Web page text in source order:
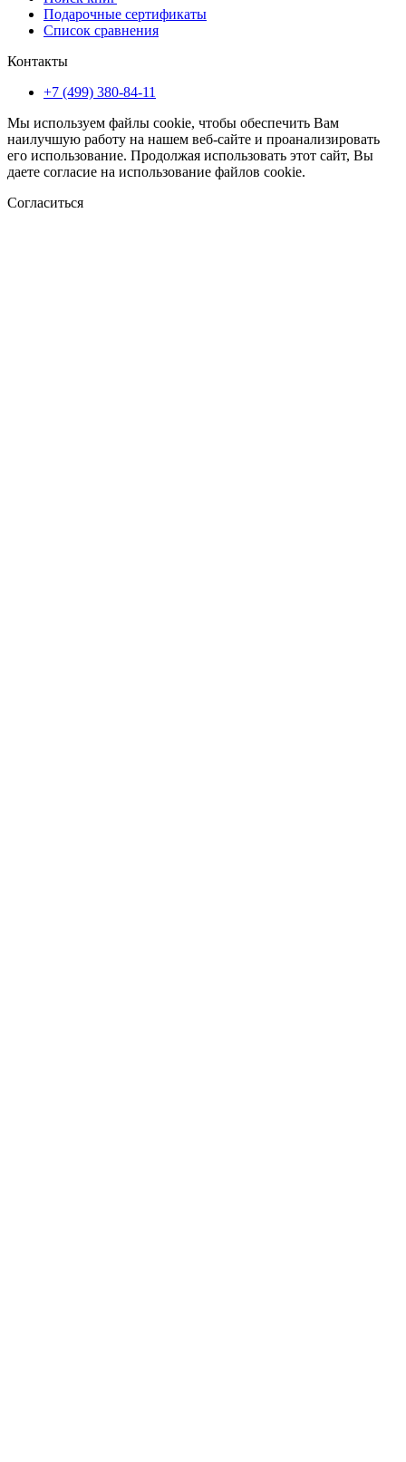
Подарочные сертификаты
Список сравнения
Контакты
+7 (499) 380-84-11
Мы используем файлы cookie, чтобы обеспечить Вам
наилучшую работу на нашем веб-сайте и проанализировать
его использование. Продолжая использовать этот сайт, Вы
даете согласие на использование файлов cookie.
Согласиться